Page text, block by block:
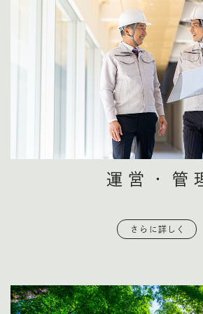
運営・管
さらに詳しく